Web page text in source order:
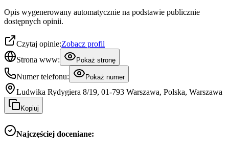
Opis wygenerowany automatycznie na podstawie publicznie
dostępnych opinii.
Czytaj opinie:Zobacz profil
Strona www:
Pokaż stronę
Numer telefonu: Pokaż numer
Ludwika Rydygiera 8/19, 01-793 Warszawa, Polska, Warszawa
Kopiuj
Najczęściej doceniane: